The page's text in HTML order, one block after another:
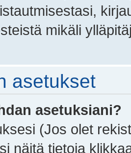
mikäli
asetukset
asetuksiani?
(Jos olet
näitä tietoja